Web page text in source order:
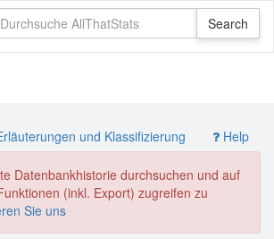
und Klassifizierung Help
Datenbankhistorie durchsuchen und auf
(inkl. Export) zugreifen zu
Sie uns